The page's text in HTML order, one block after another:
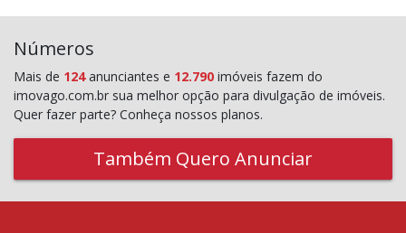
Números
Mais de 124anunciantes e 12.790 imóveis fazem do
imovago.com.br sua melhor opção para divulgação de imóveis.
Quer fazer parte? Conheça nossos planos.
Também Quero Anunciar